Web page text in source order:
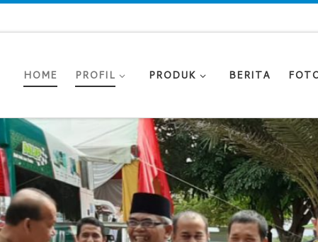
HOME PROFIL PRODUK BERITA